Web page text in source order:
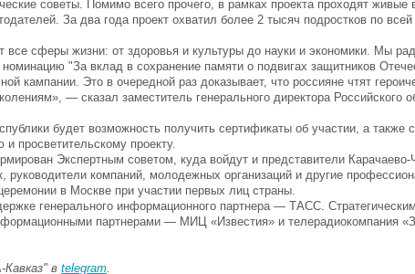
советы. Помимо всего прочего, в рамках проекта проходят живые
За два года проект охватил более 2 тысяч подростков по
сферы жизни: от здоровья и культуры до науки и экономики. Мы
"За вклад в сохранение памяти о подвигах защитников
кампании. Это в очередной раз доказывает, что россияне чтят
— сказал заместитель генерального директора Российского
будет возможность получить сертификаты об участии, а также
просветительскому проекту.
Экспертным советом, куда войдут и представители Карачаево-
руководители компаний, молодежных организаций и другие
в Москве при участии первых лиц страны.
генерального информационного партнера — ТАСС.
партнерами — МИЦ «Известия» и телерадиокомпания
в telegram